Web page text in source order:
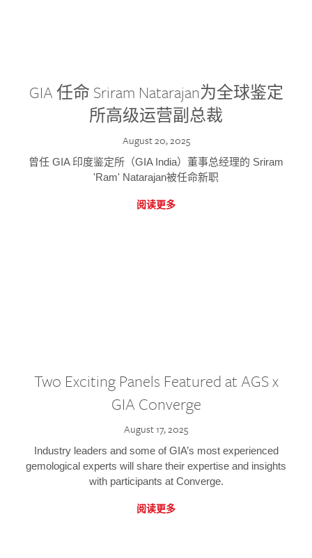
GIA 任命 Sriram Natarajan为全球鉴定
所高级运营副总裁
August 20, 2025
曾任 GIA 印度鉴定所（GIA India）董事总经理的 Sriram
'Ram' Natarajan被任命新职
阅读更多
Two Exciting Panels Featured at AGS x
GIA Converge
August 17, 2025
Industry leaders and some of GIA’s most experienced
gemological experts will share their expertise and insights
with participants at Converge.
阅读更多